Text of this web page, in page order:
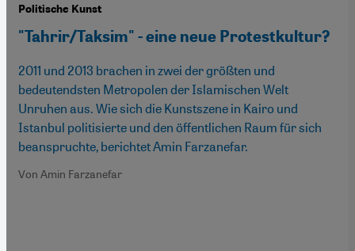
Politische Kunst
"Tahrir/Taksim" - eine neue Protestkultur?
2011 und 2013 brachen in zwei der größten und
bedeutendsten Metropolen der Islamischen Welt
Unruhen aus. Wie sich die Kunstszene in Kairo und
Istanbul politisierte und den öffentlichen Raum für sich
beanspruchte, berichtet Amin Farzanefar.
Von Amin Farzanefar